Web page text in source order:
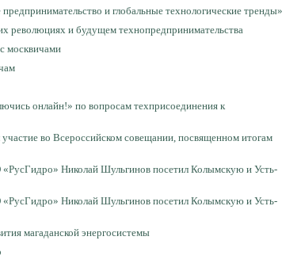
и глобальные технологические тренды»
революциях и будущем технопредпринимательства
москвичами
онлайн!» по вопросам техприсоединения к
во Всероссийском совещании, посвященном итогам
Николай Шульгинов посетил Колымскую и Усть-
Николай Шульгинов посетил Колымскую и Усть-
магаданской энергосистемы